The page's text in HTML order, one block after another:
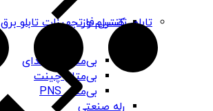
بی‌متال هیوندای
بی‌متال چینت
بی‌متال PNS
رله صنعتی
کنترل فاز
تابلو، تقسیم و تجهیزات تابلو برق